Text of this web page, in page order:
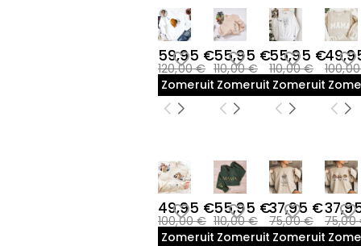
59,95 €
120,00 €
Zomeruitverkoop
55,95 €
110,00 €
Zomeruitverkoop
55,95 €
110,00 €
49,95 €
100,00 €
Zomeruitverkoop
55,95 €
110,00 €
Zomeruitverkoop
37,95 €
75,00 €
75,00